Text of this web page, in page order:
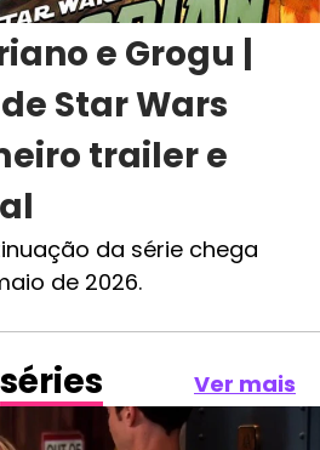
e Grogu |
Star Wars
trailer e
da série chega
de 2026.
séries Ver mais